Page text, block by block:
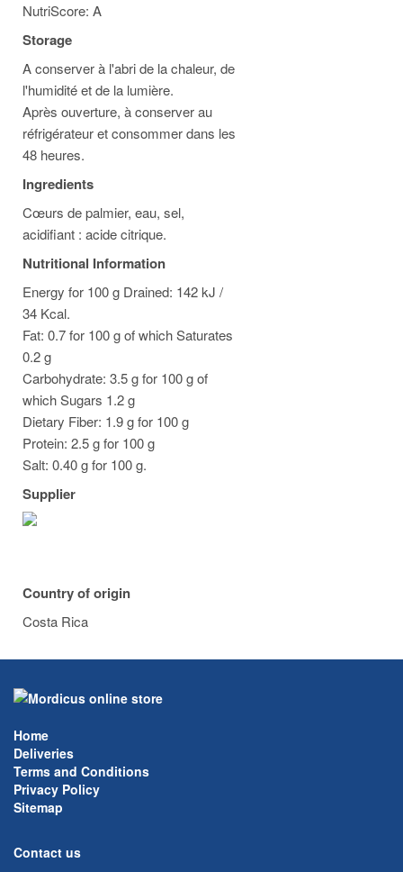
NutriScore: A
Storage
A conserver à l'abri de la chaleur, de
l'humidité et de la lumière.
Après ouverture, à conserver au
réfrigérateur et consommer dans les
48 heures.
Ingredients
Cœurs de palmier, eau, sel,
acidifiant : acide citrique.
Nutritional Information
Energy for 100 g Drained: 142 kJ /
34 Kcal.
Fat: 0.7 for 100 g of which Saturates
0.2 g
Carbohydrate: 3.5 g for 100 g of
which Sugars 1.2 g
Dietary Fiber: 1.9 g for 100 g
Protein: 2.5 g for 100 g
Salt: 0.40 g for 100 g.
Supplier
Country of origin
Costa Rica
Home
Deliveries
Terms and Conditions
Privacy Policy
Sitemap
Contact us